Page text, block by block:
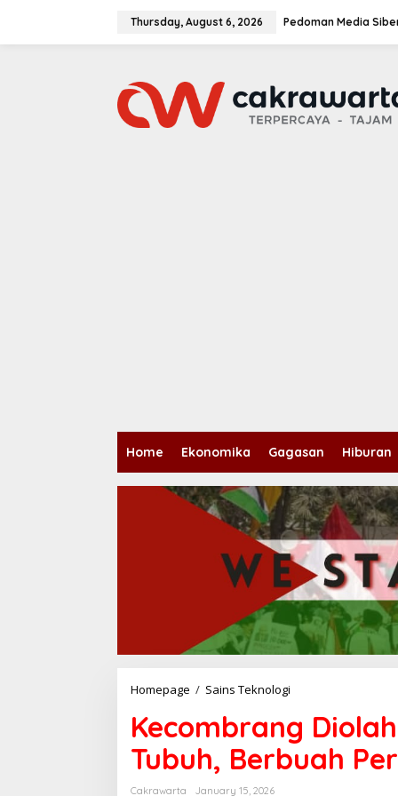
Thursday, August 6, 2026 Pedoman Media
Home Ekonomika Gagasan Hiburan
Homepage / Sains Teknologi
c
o
m
b
Kecombrang
Tubuh, Berbuah
Cakrawarta
January 15, 2026